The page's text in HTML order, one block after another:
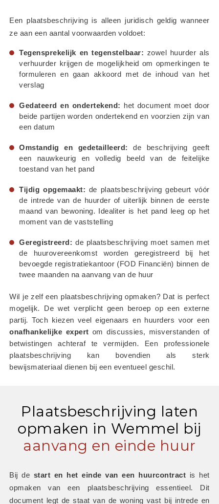
Een plaatsbeschrijving is alleen juridisch geldig wanneer
ze aan een aantal voorwaarden voldoet:
Tegensprekelijk en tegenstelbaar: zowel huurder als
verhuurder krijgen de mogelijkheid om opmerkingen te
formuleren en gaan akkoord met de inhoud van het
verslag
Gedateerd en ondertekend:
het document moet door
beide partijen worden ondertekend en voorzien zijn van
een datum
Omstandig en gedetailleerd:
de beschrijving geeft
een nauwkeurig en volledig beeld van de feitelijke
toestand van het pand
Tijdig opgemaakt: de plaatsbeschrijving gebeurt vóór
de intrede van de huurder of uiterlijk binnen de eerste
maand van bewoning. Idealiter is het pand leeg op het
moment van de vaststelling
Geregistreerd: de plaatsbeschrijving moet samen met
de huurovereenkomst worden geregistreerd bij het
bevoegde registratiekantoor (FOD Financiën) binnen de
twee maanden na aanvang van de huur
Wil je zelf een plaatsbeschrijving opmaken? Dat is perfect
mogelijk. De wet verplicht geen beroep op een externe
onafhankelijke expert om discussies, misverstanden of
betwistingen achteraf te vermijden. Een professionele
plaatsbeschrijving kan bovendien als sterk
bewijsmateriaal dienen bij een eventueel geschil.
Plaatsbeschrijving laten
opmaken in Wemmel bij
aanvang en einde huur
Bij de start en het einde van een huurcontract is het
opmaken van een plaatsbeschrijving essentieel. Dit
document legt de staat van de woning vast bij intrede en